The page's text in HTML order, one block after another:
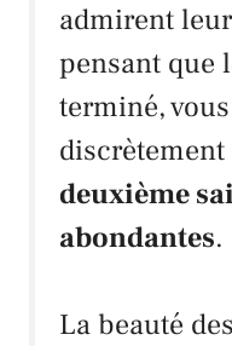
admirent
pensant que
terminé,
deuxième
abondantes.
La beauté des